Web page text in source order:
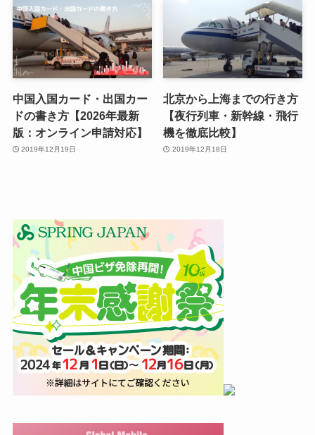
中国入国カード・出国カー
ドの書き方【2026年最新
版：オンライン申請対応】
2019年12月19日
北京から上海までの行き方
【夜行列車・新幹線・飛行
機を徹底比較】
2019年12月18日